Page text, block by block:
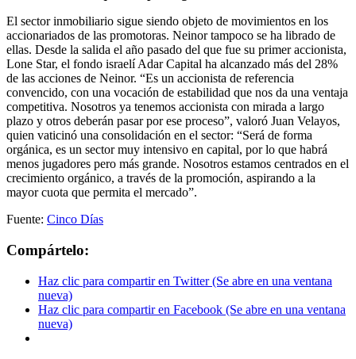
El sector inmobiliario sigue siendo objeto de movimientos en los
accionariados de las promotoras. Neinor tampoco se ha librado de
ellas. Desde la salida el año pasado del que fue su primer accionista,
Lone Star, el fondo israelí Adar Capital ha alcanzado más del 28%
de las acciones de Neinor. “Es un accionista de referencia
convencido, con una vocación de estabilidad que nos da una ventaja
competitiva. Nosotros ya tenemos accionista con mirada a largo
plazo y otros deberán pasar por ese proceso”, valoró Juan Velayos,
quien vaticinó una consolidación en el sector: “Será de forma
orgánica, es un sector muy intensivo en capital, por lo que habrá
menos jugadores pero más grande. Nosotros estamos centrados en el
crecimiento orgánico, a través de la promoción, aspirando a la
mayor cuota que permita el mercado”.
Fuente: Cinco Días
Compártelo:
Haz clic para compartir en Twitter (Se abre en una ventana
nueva)
Haz clic para compartir en Facebook (Se abre en una ventana
nueva)